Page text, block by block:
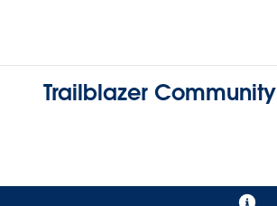
Trailblazer Community